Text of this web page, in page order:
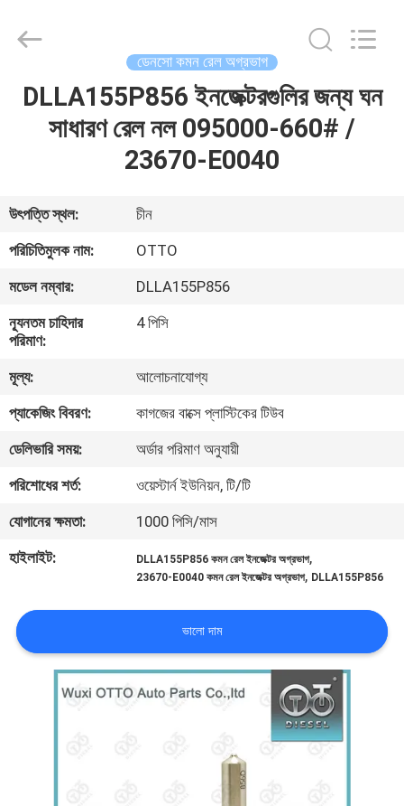
বাড়ি
আমাদের
সম্বন্ধে
কারখানা
ভ্রমণ
গুণগত
মান
নিয়ন্ত্রণ
যোগাযোগ
করুন
খবর
মামলা
AUTO
PARTS
Reserved.
ডেনসো কমন রেল অগ্রভাগ
DLLA155P856 ইনজেক্টরগুলির জন্য ঘন
সাধারণ রেল নল 095000-660# /
23670-E0040
উৎপত্তি স্থল:
চীন
পরিচিতিমুলক নাম:
OTTO
মডেল নম্বার:
DLLA155P856
ন্যূনতম চাহিদার
পরিমাণ:
4 পিসি
মূল্য:
আলোচনাযোগ্য
প্যাকেজিং বিবরণ:
কাগজের বাক্সে প্লাস্টিকের টিউব
ডেলিভারি সময়:
অর্ডার পরিমাণ অনুযায়ী
পরিশোধের শর্ত:
ওয়েস্টার্ন ইউনিয়ন, টি/টি
যোগানের ক্ষমতা:
1000 পিসি/মাস
হাইলাইট:
DLLA155P856 কমন রেল ইনজেক্টর অগ্রভাগ,
23670-E0040 কমন রেল ইনজেক্টর অগ্রভাগ, DLLA155P856
ভালো দাম